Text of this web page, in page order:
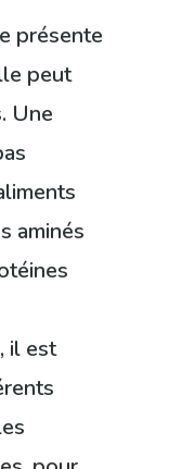
présente
peut
Une
aminés
il est